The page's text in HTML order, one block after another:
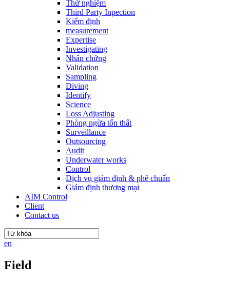
Thử nghiệm
Third Party Inpection
Kiểm định
measurement
Expertise
Investigating
Nhân chứng
Validation
Sampling
Diving
Identify
Science
Loss Adjusting
Phòng ngừa tổn thất
Surveillance
Outsourcing
Audit
Underwater works
Control
Dịch vụ giám định & phê chuẩn
Giám định thương mại
AIM Control
Client
Contact us
en
Field